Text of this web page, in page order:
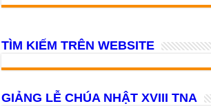
TÌM KIẾM TRÊN WEBSITE
GIẢNG LỄ CHÚA NHẬT XVIII TNA